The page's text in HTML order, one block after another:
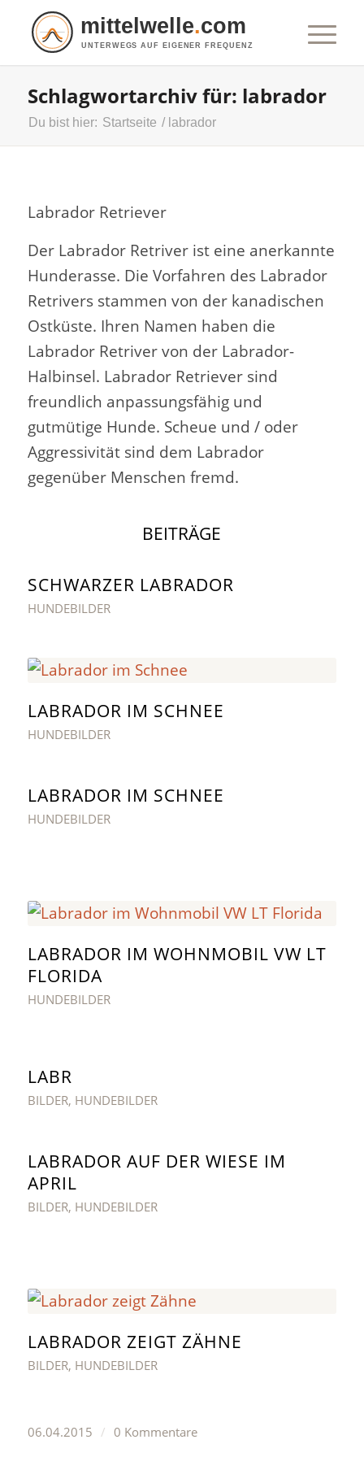
mittelwelle.com
UNTERWEGS AUF EIGENER FREQUENZ
Schlagwortarchiv für: labrador
Du bist hier: Startseite / labrador
Labrador Retriever
Der Labrador Retriver ist eine anerkannte
Hunderasse. Die Vorfahren des Labrador
Retrivers stammen von der kanadischen
Ostküste. Ihren Namen haben die
Labrador Retriver von der Labrador-
Halbinsel. Labrador Retriever sind
freundlich anpassungsfähig und
gutmütige Hunde. Scheue und / oder
Aggressivität sind dem Labrador
gegenüber Menschen fremd.
BEITRÄGE
SCHWARZER LABRADOR
HUNDEBILDER
LABRADOR IM SCHNEE
HUNDEBILDER
LABRADOR IM SCHNEE
HUNDEBILDER
LABRADOR IM WOHNMOBIL VW LT
FLORIDA
HUNDEBILDER
LABR
BILDER, HUNDEBILDER
LABRADOR AUF DER WIESE IM
APRIL
BILDER, HUNDEBILDER
LABRADOR ZEIGT ZÄHNE
BILDER, HUNDEBILDER
06.04.2015 / 0 Kommentare